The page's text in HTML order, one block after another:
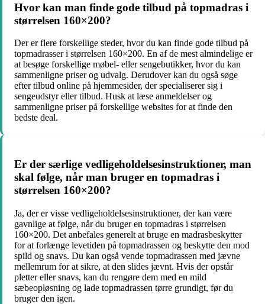
Hvor kan man finde gode tilbud på topmadras i
størrelsen 160×200?
Der er flere forskellige steder, hvor du kan finde gode tilbud på
topmadrasser i størrelsen 160×200. En af de mest almindelige er
at besøge forskellige møbel- eller sengebutikker, hvor du kan
sammenligne priser og udvalg. Derudover kan du også søge
efter tilbud online på hjemmesider, der specialiserer sig i
sengeudstyr eller tilbud. Husk at læse anmeldelser og
sammenligne priser på forskellige websites for at finde den
bedste deal.
Er der særlige vedligeholdelsesinstruktioner, man
skal følge, når man bruger en topmadras i
størrelsen 160×200?
Ja, der er visse vedligeholdelsesinstruktioner, der kan være
gavnlige at følge, når du bruger en topmadras i størrelsen
160×200. Det anbefales generelt at bruge en madrasbeskytter
for at forlænge levetiden på topmadrassen og beskytte den mod
spild og snavs. Du kan også vende topmadrassen med jævne
mellemrum for at sikre, at den slides jævnt. Hvis der opstår
pletter eller snavs, kan du rengøre dem med en mild
sæbeopløsning og lade topmadrassen tørre grundigt, før du
bruger den igen.